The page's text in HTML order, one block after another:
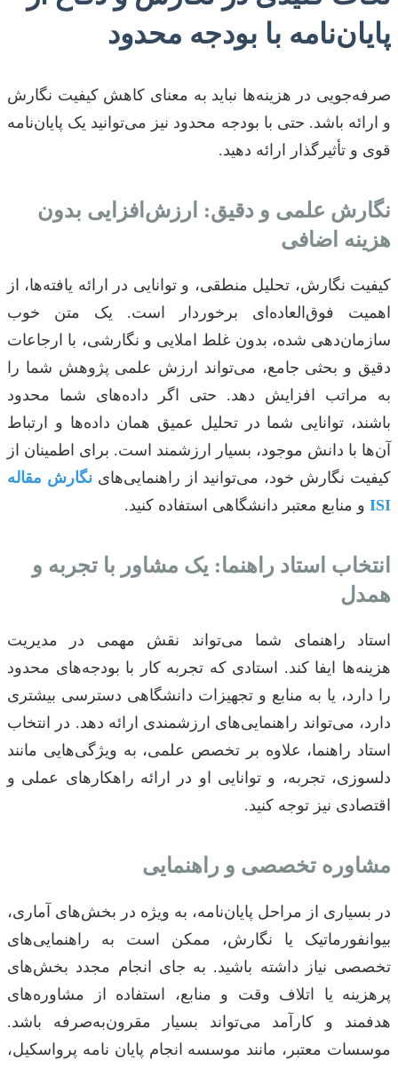
پایان‌نامه با بودجه محدود
صرفه‌جویی در هزینه‌ها نباید به معنای کاهش کیفیت نگارش
و ارائه باشد. حتی با بودجه محدود نیز می‌توانید یک پایان‌نامه
قوی و تأثیرگذار ارائه دهید.
نگارش علمی و دقیق: ارزش‌افزایی بدون
هزینه اضافی
کیفیت نگارش، تحلیل منطقی، و توانایی در ارائه یافته‌ها، از
اهمیت فوق‌العاده‌ای برخوردار است. یک متن خوب
سازمان‌دهی شده، بدون غلط املایی و نگارشی، با ارجاعات
دقیق و بحثی جامع، می‌تواند ارزش علمی پژوهش شما را
به مراتب افزایش دهد. حتی اگر داده‌های شما محدود
باشند، توانایی شما در تحلیل عمیق همان داده‌ها و ارتباط
آن‌ها با دانش موجود، بسیار ارزشمند است. برای اطمینان از
کیفیت نگارش خود، می‌توانید از راهنمایی‌هاینگارش مقاله
ISI و منابع معتبر دانشگاهی استفاده کنید.
انتخاب استاد راهنما: یک مشاور با تجربه و
همدل
استاد راهنمای شما می‌تواند نقش مهمی در مدیریت
هزینه‌ها ایفا کند. استادی که تجربه کار با بودجه‌های محدود
را دارد، یا به منابع و تجهیزات دانشگاهی دسترسی بیشتری
دارد، می‌تواند راهنمایی‌های ارزشمندی ارائه دهد. در انتخاب
استاد راهنما، علاوه بر تخصص علمی، به ویژگی‌هایی مانند
دلسوزی، تجربه، و توانایی او در ارائه راهکارهای عملی و
اقتصادی نیز توجه کنید.
مشاوره تخصصی و راهنمایی
در بسیاری از مراحل پایان‌نامه، به ویژه در بخش‌های آماری،
بیوانفورماتیک یا نگارش، ممکن است به راهنمایی‌های
تخصصی نیاز داشته باشید. به جای انجام مجدد بخش‌های
پرهزینه یا اتلاف وقت و منابع، استفاده از مشاوره‌های
هدفمند و کارآمد می‌تواند بسیار مقرون‌به‌صرفه باشد.
موسسات معتبر، مانند موسسه انجام پایان نامه پرواسکیل،